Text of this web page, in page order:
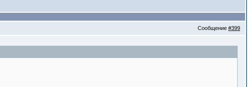
Сообщение #399